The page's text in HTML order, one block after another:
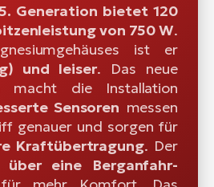
Generation bietet 120
von 750 W.
ist er
und leiser. Das neue
macht die Installation
Sensoren messen
genauer und sorgen für
Kraftübertragung. Der
eine Berganfahr-